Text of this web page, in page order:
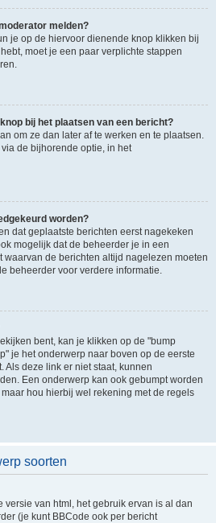
melden?
je op de hiervoor dienende knop klikken bij
moet je een paar verplichte stappen
bij het plaatsen van een bericht?
om ze dan later af te werken en te plaatsen.
de bijhorende optie, in het
worden?
dat geplaatste berichten eerst nagekeken
mogelijk dat de beheerder je in een
waarvan de berichten altijd nagelezen moeten
beheerder voor verdere informatie.
bent, kan je klikken op de "bump
je het onderwerp naar boven op de eerste
deze link er niet staat, kunnen
Een onderwerp kan ook gebumpt worden
hou hierbij wel rekening met de regels
soorten
versie van html, het gebruik ervan is al dan
(je kunt BBCode ook per bericht